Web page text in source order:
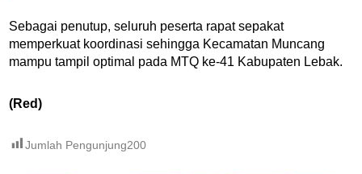
Sebagai penutup, seluruh peserta rapat sepakat
memperkuat koordinasi sehingga Kecamatan Muncang
mampu tampil optimal pada MTQ ke-41 Kabupaten Lebak.
(Red)
Jumlah Pengunjung200